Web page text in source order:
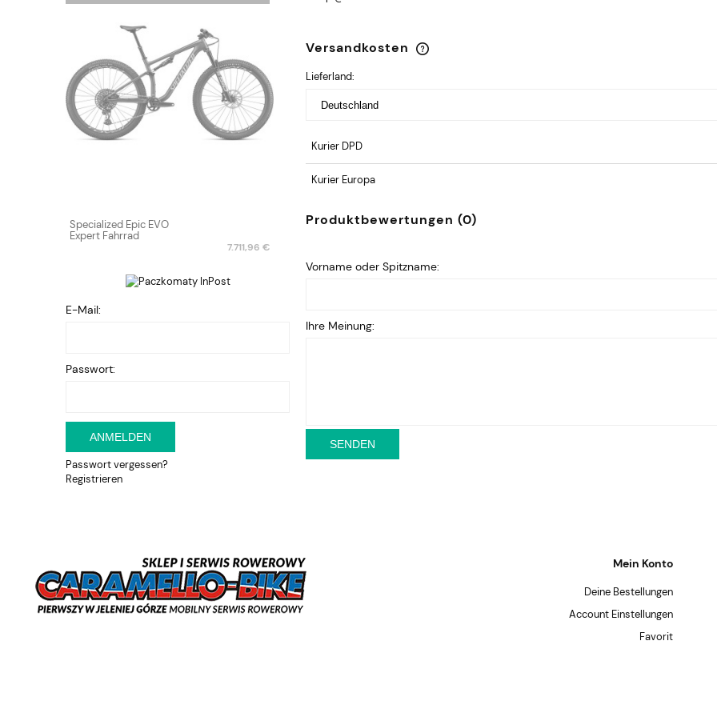
Specialized Epic EVO
Expert Fahrrad
7.711,96 €
E-Mail:
Passwort:
ANMELDEN
Passwort vergessen?
Registrieren
Versandkosten
Lieferland:
Kurier DPD
Kurier Europa
Produktbewertungen (0)
Vorname oder Spitzname:
Ihre Meinung:
SENDEN
Mein Konto
Deine Bestellungen
Account Einstellungen
Favorit